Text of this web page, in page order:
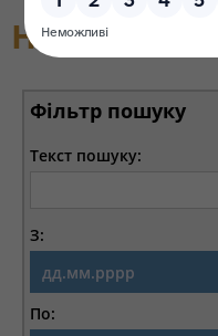
Новини
Фільтр пошуку
Текст пошуку:
З:
По: